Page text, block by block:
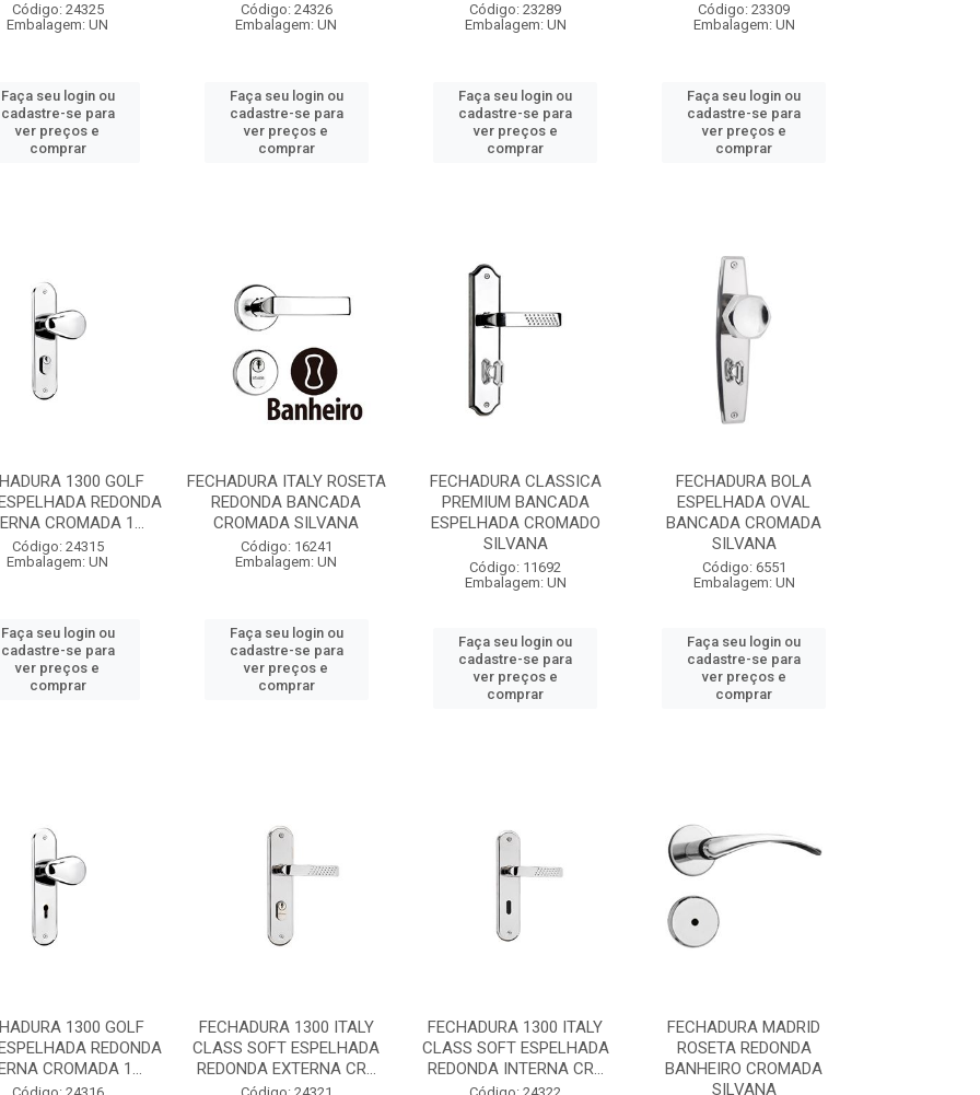
Código: 24325
Embalagem: UN
Faça seu login ou
cadastre-se para
ver preços e
comprar
Código: 24326
Embalagem: UN
Faça seu login ou
cadastre-se para
ver preços e
comprar
Código: 23289
Embalagem: UN
Faça seu login ou
cadastre-se para
ver preços e
comprar
Código: 23309
Embalagem: UN
Faça seu login ou
cadastre-se para
ver preços e
comprar
1300 GOLF
REDONDA
CROMADA 1...
Código: 24315
Embalagem: UN
Faça seu login ou
cadastre-se para
ver preços e
comprar
FECHADURA ITALY ROSETA
REDONDA BANCADA
CROMADA SILVANA
Código: 16241
Embalagem: UN
Faça seu login ou
cadastre-se para
ver preços e
comprar
FECHADURA CLASSICA
PREMIUM BANCADA
ESPELHADA CROMADO
SILVANA
Código: 11692
Embalagem: UN
Faça seu login ou
cadastre-se para
ver preços e
comprar
FECHADURA BOLA
ESPELHADA OVAL
BANCADA CROMADA
SILVANA
Código: 6551
Embalagem: UN
Faça seu login ou
cadastre-se para
ver preços e
comprar
1300 GOLF
REDONDA
CROMADA 1...
FECHADURA 1300 ITALY
CLASS SOFT ESPELHADA
REDONDA EXTERNA CR...
FECHADURA 1300 ITALY
CLASS SOFT ESPELHADA
REDONDA INTERNA CR...
FECHADURA MADRID
ROSETA REDONDA
BANHEIRO CROMADA
SILVANA